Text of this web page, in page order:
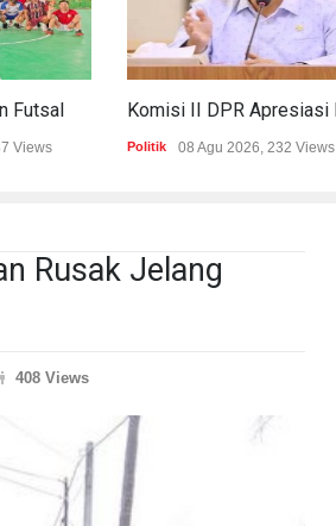
Views Politik 08 Agu 2026, 232 Views
Rusak Jelang
408 Views